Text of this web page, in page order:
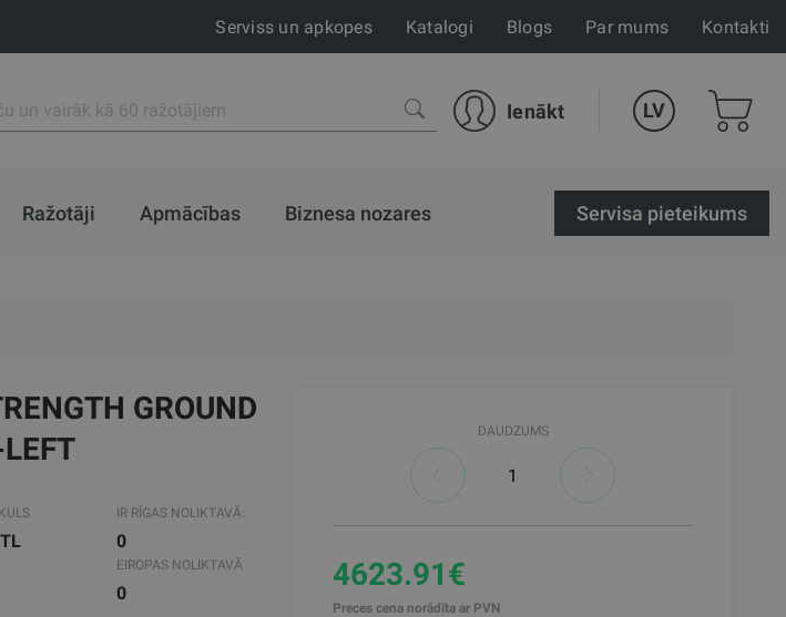
Serviss un apkopes Katalogi Blogs Par mums Kontakti
Ienākt LV
Ražotāji Apmācības Biznesa nozares Servisa pieteikums
GROUND
IR RĪGAS NOLIKTAVĀ:
0
EIROPAS NOLIKTAVĀ
0
DAUDZUMS
4623.91€
Preces cena norādīta ar PVN